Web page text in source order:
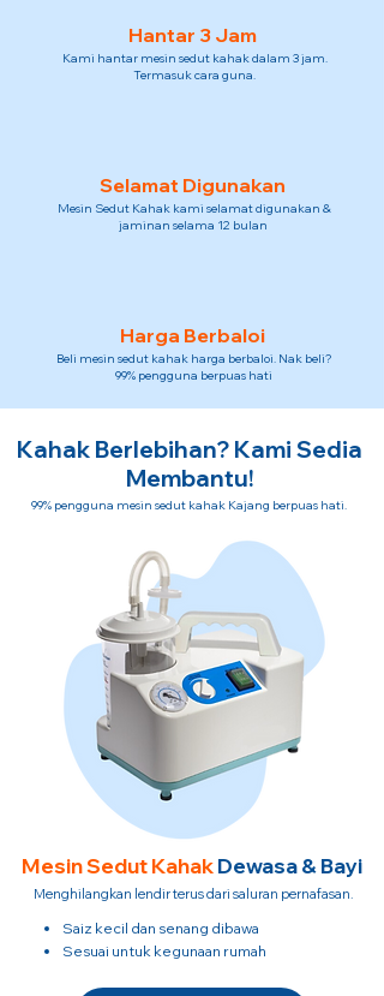
Hantar 3 Jam
Kami hantar mesin sedut kahak dalam 3 jam.
Termasuk cara guna.
Selamat Digunakan
Mesin Sedut Kahak kami selamat digunakan &
jaminan selama 12 bulan
Harga Berbaloi
Beli mesin sedut kahak harga berbaloi. Nak beli?
99% pengguna berpuas hati
Kahak Berlebihan? Kami Sedia
Membantu!
99% pengguna mesin sedut kahak Kajang berpuas hati.
Mesin SedutKahakDewasa & Bayi
Menghilangkan lendir terus dari saluran pernafasan.
Saiz kecil dan senang dibawa
Sesuai untuk kegunaan rumah